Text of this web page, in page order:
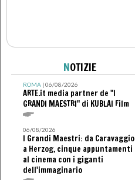
NOTIZIE
ROMA| 06/08/2026
ARTE.it media partner de "I
GRANDI MAESTRI" di KUBLAI Film
06/08/2026
I Grandi Maestri: da Caravaggio
a Herzog, cinque appuntamenti
al cinema con i giganti
dell'immaginario